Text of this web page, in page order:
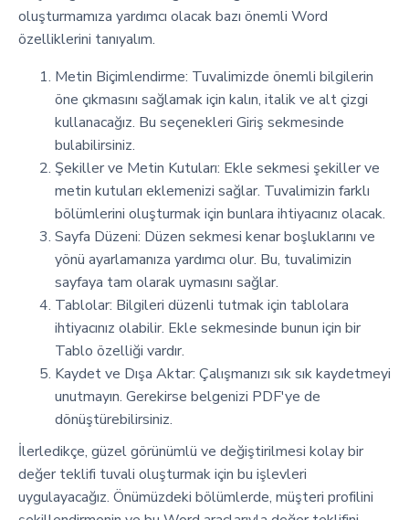
oluşturmamıza yardımcı olacak bazı önemli Word
özelliklerini tanıyalım.
Metin Biçimlendirme: Tuvalimizde önemli bilgilerin
öne çıkmasını sağlamak için kalın, italik ve alt çizgi
kullanacağız. Bu seçenekleri Giriş sekmesinde
bulabilirsiniz.
Şekiller ve Metin Kutuları: Ekle sekmesi şekiller ve
metin kutuları eklemenizi sağlar. Tuvalimizin farklı
bölümlerini oluşturmak için bunlara ihtiyacınız olacak.
Sayfa Düzeni: Düzen sekmesi kenar boşluklarını ve
yönü ayarlamanıza yardımcı olur. Bu, tuvalimizin
sayfaya tam olarak uymasını sağlar.
Tablolar: Bilgileri düzenli tutmak için tablolara
ihtiyacınız olabilir. Ekle sekmesinde bunun için bir
Tablo özelliği vardır.
Kaydet ve Dışa Aktar: Çalışmanızı sık sık kaydetmeyi
unutmayın. Gerekirse belgenizi PDF'ye de
dönüştürebilirsiniz.
İlerledikçe, güzel görünümlü ve değiştirilmesi kolay bir
değer teklifi tuvali oluşturmak için bu işlevleri
uygulayacağız. Önümüzdeki bölümlerde, müşteri profilini